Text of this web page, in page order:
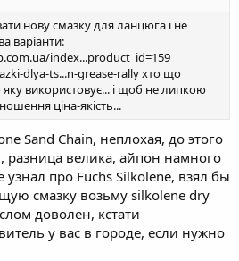
нову смазку для ланцюга і не
варіанти:
index...product_id=159
dlya-ts...n-grease-rally хто що
використовує... і щоб не липкою
ціна-якість...
Sand Chain, неплохая, до этого
разница велика, айпон намного
про Fuchs Silkolene, взял бы
смазку возьму silkolene dry
доволен, кстати
у вас в городе, если нужно